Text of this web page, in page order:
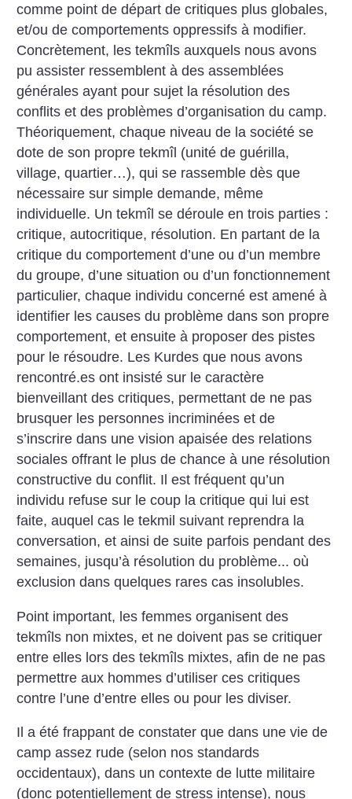
comme point de départ de critiques plus globales,
et/ou de comportements oppressifs à modifier.
Concrètement, les tekmîls auxquels nous avons
pu assister ressemblent à des assemblées
générales ayant pour sujet la résolution des
conflits et des problèmes d’organisation du camp.
Théoriquement, chaque niveau de la société se
dote de son propre tekmîl (unité de guérilla,
village, quartier…), qui se rassemble dès que
nécessaire sur simple demande, même
individuelle. Un tekmîl se déroule en trois parties :
critique, autocritique, résolution. En partant de la
critique du comportement d’une ou d’un membre
du groupe, d’une situation ou d’un fonctionnement
particulier, chaque individu concerné est amené à
identifier les causes du problème dans son propre
comportement, et ensuite à proposer des pistes
pour le résoudre. Les Kurdes que nous avons
rencontré.es ont insisté sur le caractère
bienveillant des critiques, permettant de ne pas
brusquer les personnes incriminées et de
s’inscrire dans une vision apaisée des relations
sociales offrant le plus de chance à une résolution
constructive du conflit. Il est fréquent qu’un
individu refuse sur le coup la critique qui lui est
faite, auquel cas le tekmil suivant reprendra la
conversation, et ainsi de suite parfois pendant des
semaines, jusqu’à résolution du problème... où
exclusion dans quelques rares cas insolubles.
Point important, les femmes organisent des
tekmîls non mixtes, et ne doivent pas se critiquer
entre elles lors des tekmîls mixtes, afin de ne pas
permettre aux hommes d’utiliser ces critiques
contre l’une d’entre elles ou pour les diviser.
Il a été frappant de constater que dans une vie de
camp assez rude (selon nos standards
occidentaux), dans un contexte de lutte militaire
(donc potentiellement de stress intense), nous